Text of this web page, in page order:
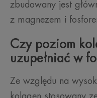
zbudowany jest
z magnezem i
Czy poziom
uzupełniać w
Ze względu na
kolagen stosowany